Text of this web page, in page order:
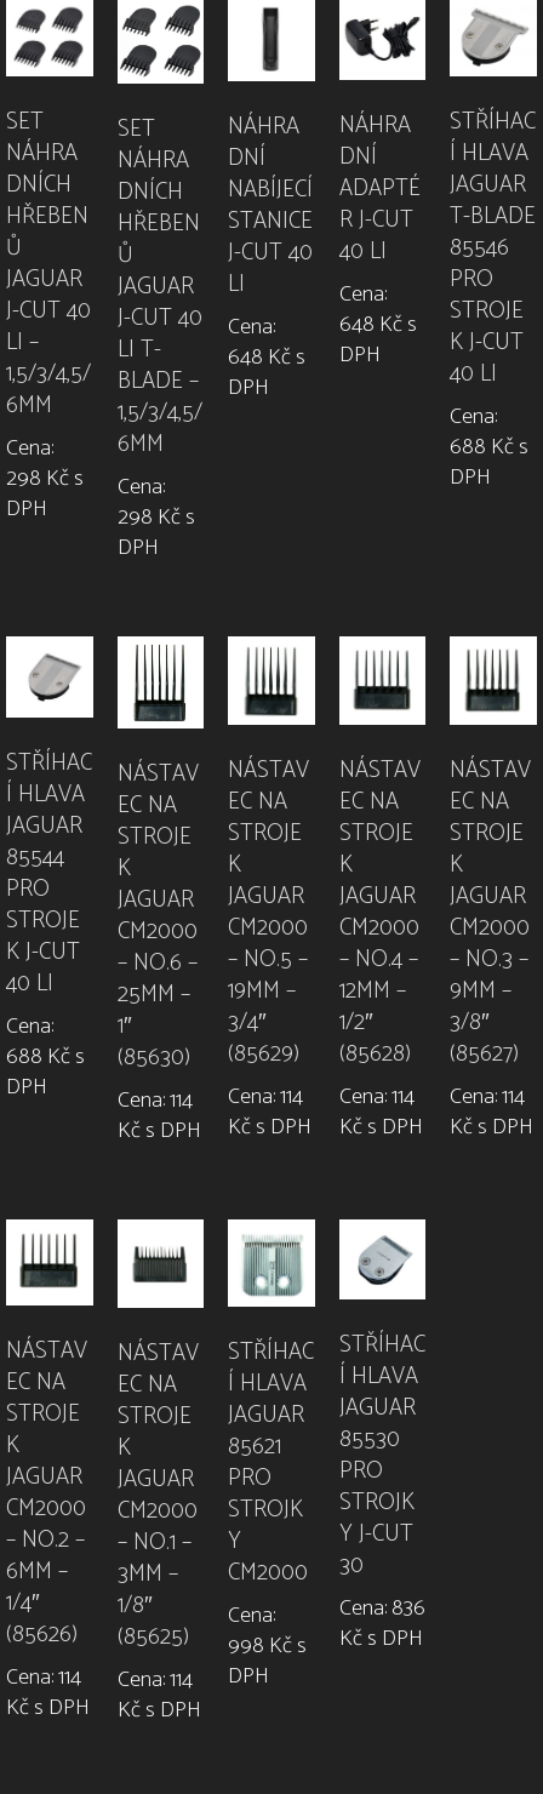
SET
NÁHRA
DNÍCH
HŘEBEN
Ů
JAGUAR
J-CUT 40
LI –
1,5/3/4,5/
6MM
Cena:
298 Kč s
DPH
SET
NÁHRA
DNÍCH
HŘEBEN
Ů
JAGUAR
J-CUT 40
LI T-
BLADE –
1,5/3/4,5/
6MM
Cena:
298 Kč s
DPH
NÁHRA
DNÍ
NABÍJECÍ
STANICE
J-CUT 40
LI
Cena:
648 Kč s
DPH
NÁHRA
DNÍ
ADAPTÉ
R J-CUT
40 LI
Cena:
648 Kč s
DPH
STŘÍHAC
Í HLAVA
JAGUAR
T-BLADE
85546
PRO
STROJE
K J-CUT
40 LI
Cena:
688 Kč s
DPH
STŘÍHAC
Í HLAVA
JAGUAR
85544
PRO
STROJE
K J-CUT
40 LI
Cena:
688 Kč s
DPH
NÁSTAV
EC NA
STROJE
K
JAGUAR
CM2000
– NO.6 –
25MM –
1″
(85630)
Cena: 114
Kč s DPH
NÁSTAV
EC NA
STROJE
K
JAGUAR
CM2000
– NO.5 –
19MM –
3/4″
(85629)
Cena: 114
Kč s DPH
NÁSTAV
EC NA
STROJE
K
JAGUAR
CM2000
– NO.4 –
12MM –
1/2″
(85628)
Cena: 114
Kč s DPH
NÁSTAV
EC NA
STROJE
K
JAGUAR
CM2000
– NO.3 –
9MM –
3/8″
(85627)
Cena: 114
Kč s DPH
NÁSTAV
EC NA
STROJE
K
JAGUAR
CM2000
– NO.2 –
6MM –
1/4″
(85626)
Cena: 114
Kč s DPH
NÁSTAV
EC NA
STROJE
K
JAGUAR
CM2000
– NO.1 –
3MM –
1/8″
(85625)
Cena: 114
Kč s DPH
STŘÍHAC
Í HLAVA
JAGUAR
85621
PRO
STROJK
Y
CM2000
Cena:
998 Kč s
DPH
STŘÍHAC
Í HLAVA
JAGUAR
85530
PRO
STROJK
Y J-CUT
30
Cena: 836
Kč s DPH